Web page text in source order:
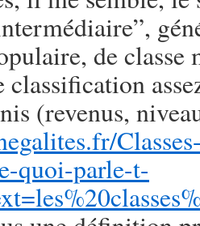
de classe
classification
(revenus,
quoi-parle-t-